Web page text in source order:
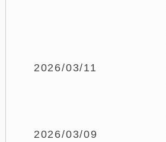
2026/03/11
2026/03/09